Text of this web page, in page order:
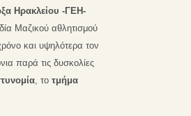
Ηρακλείου -ΓΕΗ-
Μαζικού αθλητισμού
και υψηλότερα τον
παρά τις δυσκολίες
, το τμήμα